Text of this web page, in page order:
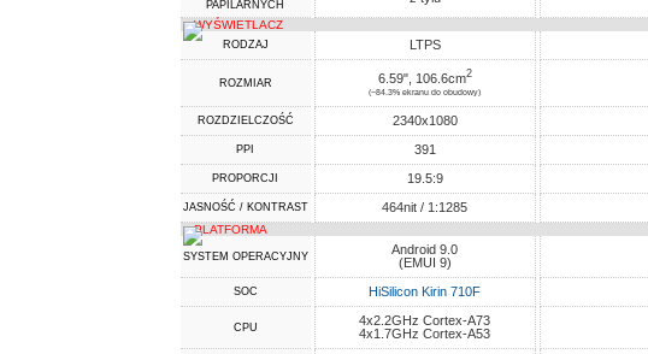
PAPILARNYCH
WYŚWIETLACZ
RODZAJ LTPS
ROZMIAR 6.59", 106.6cm2
(~84.3% ekranu do obudowy)
ROZDZIELCZOŚĆ 2340x1080
PPI 391
PROPORCJI 19.5:9
JASNOŚĆ / KONTRAST 464nit / 1:1285
PLATFORMA
SYSTEM OPERACYJNY
Android 9.0
(EMUI 9)
SOC HiSilicon Kirin 710F
CPU
4x2.2GHz Cortex-A73
4x1.7GHz Cortex-A53